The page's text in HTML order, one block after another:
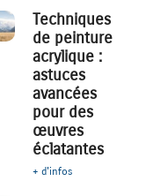
Techniques
de peinture
acrylique :
astuces
avancées
pour des
œuvres
éclatantes
+ d'infos